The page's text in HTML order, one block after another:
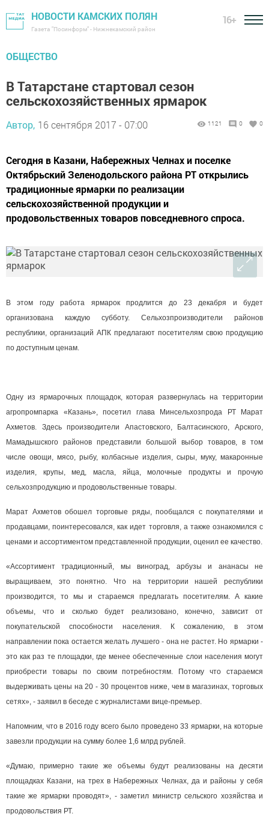
НОВОСТИ КАМСКИХ ПОЛЯН
Газета "Посинформ" - Нижнекамский район
16+
ОБЩЕСТВО
В Татарстане стартовал сезон
сельскохозяйственных ярмарок
Автор, 16 сентября 2017 - 07:00 1121 0 0
Сегодня в Казани, Набережных Челнах и поселке
Октябрьский Зеленодольского района РТ открылись
традиционные ярмарки по реализации
сельскохозяйственной продукции и
продовольственных товаров повседневного спроса.
В этом году работа ярмарок продлится до 23 декабря и будет
организована каждую субботу. Сельхозпроизводители районов
республики, организаций АПК предлагают посетителям свою продукцию
по доступным ценам.
Одну из ярмарочных площадок, которая развернулась на территории
агропромпарка «Казань», посетил глава Минсельхозпрода РТ Марат
Ахметов. Здесь производители Апастовского, Балтасинского, Арского,
Мамадышского районов представили большой выбор товаров, в том
числе овощи, мясо, рыбу, колбасные изделия, сыры, муку, макаронные
изделия, крупы, мед, масла, яйца, молочные продукты и прочую
сельхозпродукцию и продовольственные товары.
Марат Ахметов обошел торговые ряды, пообщался с покупателями и
продавцами, поинтересовался, как идет торговля, а также ознакомился с
ценами и ассортиментом представленной продукции, оценил ее качество.
«Ассортимент традиционный, мы виноград, арбузы и ананасы не
выращиваем, это понятно. Что на территории нашей республики
производится, то мы и стараемся предлагать посетителям. А какие
объемы, что и сколько будет реализовано, конечно, зависит от
покупательской способности населения. К сожалению, в этом
направлении пока остается желать лучшего - она не растет. Но ярмарки -
это как раз те площадки, где менее обеспеченные слои населения могут
приобрести товары по своим потребностям. Потому что стараемся
выдерживать цены на 20 - 30 процентов ниже, чем в магазинах, торговых
сетях», - заявил в беседе с журналистами вице-премьер.
Напомним, что в 2016 году всего было проведено 33 ярмарки, на которые
завезли продукции на сумму более 1,6 млрд рублей.
«Думаю, примерно такие же объемы будут реализованы на десяти
площадках Казани, на трех в Набережных Челнах, да и районы у себя
такие же ярмарки проводят», - заметил министр сельского хозяйства и
продовольствия РТ.